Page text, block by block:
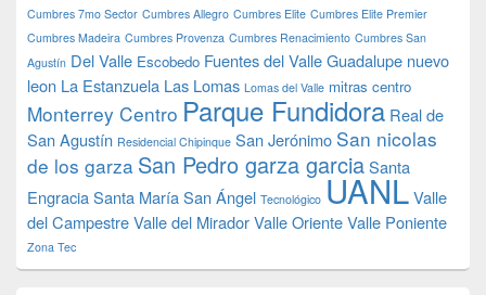
Cumbres 7mo Sector Cumbres Allegro Cumbres Elite Cumbres Elite Premier
Cumbres Madeira Cumbres Provenza Cumbres Renacimiento Cumbres San
Agustín Del Valle Escobedo Fuentes del ValleGuadalupe nuevo
leon La Estanzuela Las Lomas Lomas del Valle mitras centro
Monterrey Centro Parque Fundidora Real de
San Agustín Residencial Chipinque San Jerónimo San nicolas
de los garza San Pedro garza garciaSanta
EngraciaSanta MaríaSan Ángel Tecnológico UANLValle
del CampestreValle del MiradorValle OrienteValle Poniente
Zona Tec